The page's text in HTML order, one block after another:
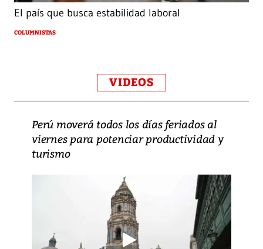
El país que busca estabilidad laboral
COLUMNISTAS
VIDEOS
Perú moverá todos los días feriados al
viernes para potenciar productividad y
turismo